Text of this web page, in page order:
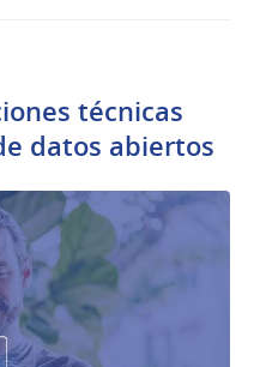
técnicas
datos abiertos